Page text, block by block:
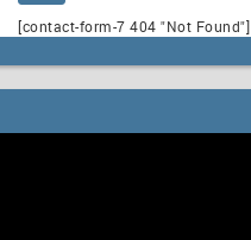
[contact-form-7 404 "Not Found"]